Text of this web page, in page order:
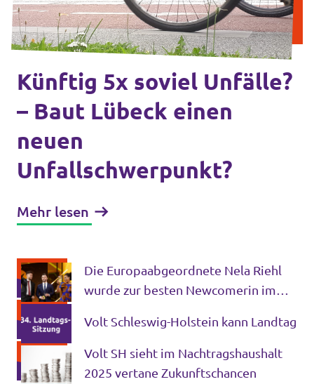
Volt Deutschland Merchandise Shop
Unsere Events
Mache bei Volt mit!
Deine Spende für Volt
Jobs bei Volt Deutschland
Volt vor Ort
Transparenz
Datenschutz
Künftig 5x soviel Unfälle?
– Baut Lübeck einen
neuen
Unfallschwerpunkt?
Mehr lesen
Die Europaabgeordnete Nela Riehl
wurde zur besten Newcomerin im
Volt Schleswig-Holstein kann Landtag
Volt SH sieht im Nachtragshaushalt
2025 vertane Zukunftschancen